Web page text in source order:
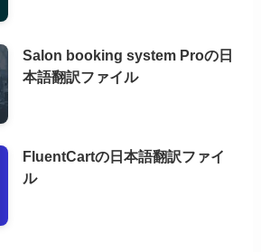
Salon booking system Proの日
本語翻訳ファイル
FluentCartの日本語翻訳ファイ
ル